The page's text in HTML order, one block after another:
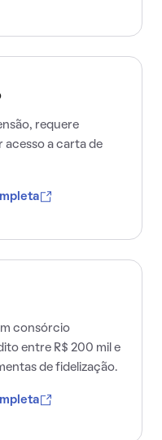
requere
acesso a carta de
consórcio
entre R$ 200 mil e
de fidelização.